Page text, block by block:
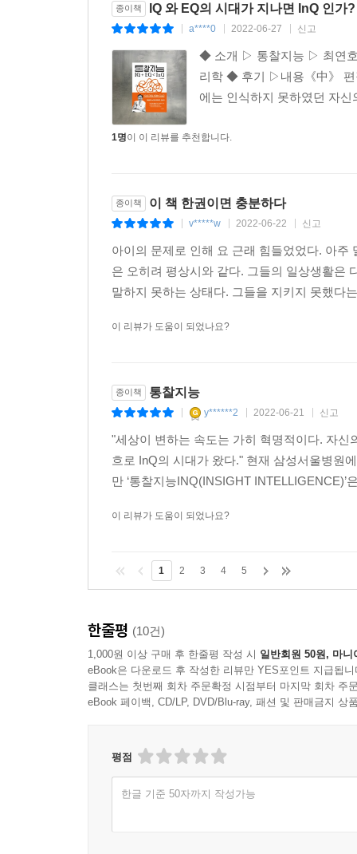
환자의 시야 사고에서 비롯되기도 한다. 보통 환
정보들이 부정적인 결과를 보여주기 쉽다는 것이
치료도 잘 안 되는 병이라고 알고 왔습니다”였
말한다. 부정적인 정보에 의한 시야 사고는 약물
정상을 비정상으로 해석한 의사
것이 맞을 수도 있다고 말한다.
있었다. 태어나서 바로 배가 부르면 의사들은 선
모양을 엑스레이로 보는 바륨 관장 조영술이 가
직경이 좁아져 있어 선천성 거대결장증을 의심하
문제였다. 진단명은 알레르기성 직장염이었다.
직장에 알레르기 반응을 일으킨 것이다. 이 염
만약 이 아이가 첫 번째 바륨 관장 조영술 검사
연구팀과 함께 병원의 과거 기록을 조사하기
105명이었다. 이 아이들의 최종 진단까지 모두
4명으로, 16명의 아이는 치료가 전혀 필요 없었다.
저자가 전공의 과정을 마칠 때까지 국내에는 9형
우연한 기회에 한 환자에게서 9형 당원병을 발견
시선을 거두지 않았다. 다른 나라 데이터들은 공
우리나라에도 9형이 많을 가능성이 있습니다.”
없다는 것이었다. 하지만 저자는 끝까지 물고늘
종이책 IQ 와 EQ의 시대가 지나면 InQ 인가?
a****0 2022-06-27 신고
◆ 소개 ▷ 통찰지능 ▷ 최연호
리학 ◆ 후기 ▷내용《中》 편
에는 인식하지 못하였던 자
1명이 이 리뷰를 추천합니다.
종이책 이 책 한권이면 충분하다
v*****w 2022-06-22 신고
아이의 문제로 인해 요 근래 힘들었었다. 아
은 오히려 평상시와 같다. 그들의 일상생활은
말하지 못하는 상태다. 그들을 지키지 못했다
이 리뷰가 도움이 되었나요?
종이책 통찰지능
y******2 2022-06-21 신고
"세상이 변하는 속도는 가히 혁명적이다. 자
흐로 InQ의 시대가 왔다." 현재 삼성서울병원
만 ‘통찰지능INQ(INSIGHT
이 리뷰가 도움이 되었나요?
1 2 3 4 5
한줄평 (10건)
1,000원 이상 구매 후 한줄평 작성 시 일반회원 50원, 마니
eBook은 다운로드 후 작성한 리뷰만 YES포인트 지급됩니
클래스는 첫번째 회차 주문확정 시점부터 마지막 회차 주
eBook 페이백, CD/LP, DVD/Blu-ray, 패션 및 판매금지 상
평점
한글 기준 50자까지 작성가능